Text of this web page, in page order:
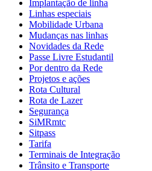
Implantação de linha
Linhas especiais
Mobilidade Urbana
Mudanças nas linhas
Novidades da Rede
Passe Livre Estudantil
Por dentro da Rede
Projetos e ações
Rota Cultural
Rota de Lazer
Segurança
SiMRmtc
Sitpass
Tarifa
Terminais de Integração
Trânsito e Transporte